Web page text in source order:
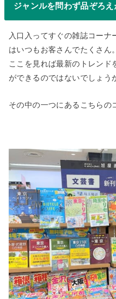
ジャンルを問わず品ぞろえ
入口入ってすぐの雑誌コーナ
はいつもお客さんでたくさん。
ここを見れば最新のトレンド
ができるのではないでしょう
その中の一つにあるこちらの